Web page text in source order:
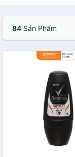
84 Sản Phẩm